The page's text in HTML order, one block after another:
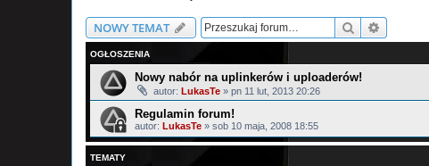
NOWY TEMAT Szukaj
OGŁOSZENIA
Nowy nabór na uplinkerów i uploaderów!
autor: LukasTe » pn 11 lut, 2013 20:26
Regulamin forum!
autor: LukasTe » sob 10 maja, 2008 18:55
TEMATY